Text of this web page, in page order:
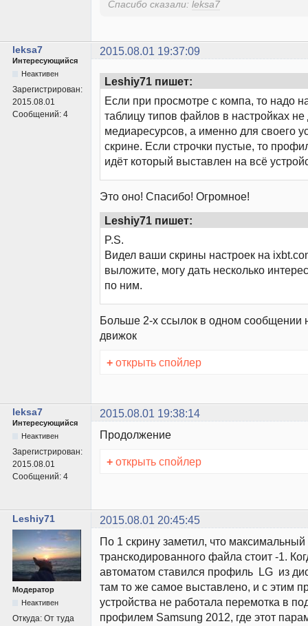
Спасибо сказали: leksa7
leksa7 2015.08.01 19:37:09
Интересующийся
Неактивен
Зарегистрирован:
2015.08.01
Сообщений: 4
Leshiy71 пишет:
Если при просмотре с компа, то надо
таблицу типов файлов в настройках не
медиаресурсов, а именно для своего
скрине. Если строчки пустые, то
идёт который выставлен на всё
Это оно! Спасибо! Огромное!
Leshiy71 пишет:
P.S.
Видел ваши скрины настроек на
выложите, могу дать несколько
по ним.
Больше 2-х ссылок в одном сообщении
движок
+ открыть спойлер
leksa7 2015.08.01 19:38:14
Интересующийся
Неактивен
Зарегистрирован:
2015.08.01
Сообщений: 4
Продолжение
+ открыть спойлер
Leshiy71 2015.08.01 20:45:45
Модератор
Неактивен
Откуда: От туда
По 1 скрину заметил, что
транскодированного файла стоит -1.
автоматом ставился профиль LG из
там то же самое выставлено, и с этим
устройства не работала перемотка в
профилем Samsung 2012, где этот